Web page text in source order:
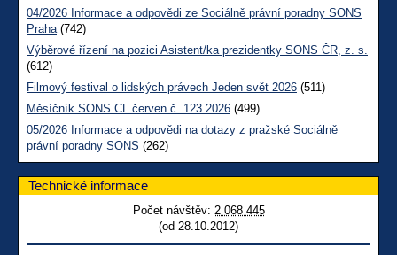
04/2026 Informace a odpovědi ze Sociálně právní poradny SONS
Praha(742)
Výběrové řízení na pozici Asistent/ka prezidentky SONS ČR, z. s.
(612)
Filmový festival o lidských právech Jeden svět 2026 (511)
Měsíčník SONS CL červen č. 123 2026 (499)
05/2026 Informace a odpovědi na dotazy z pražské Sociálně
právní poradny SONS (262)
Technické informace
Počet návštěv: 2 068 445
(od 28.10.2012)